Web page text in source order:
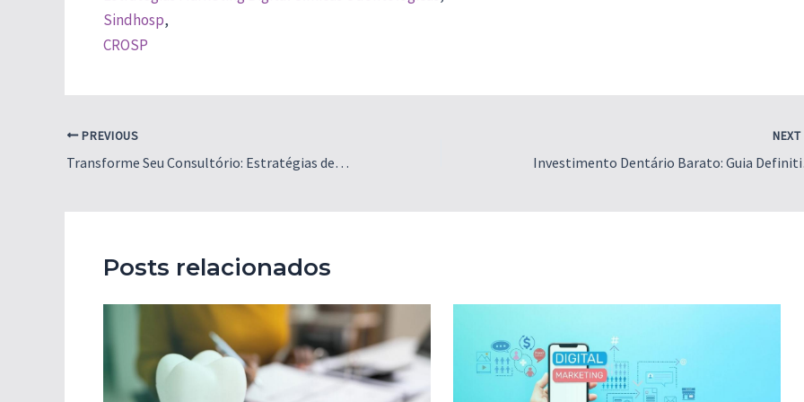
Sindhosp,
CROSP
Post
navigation
PREVIOUS
Transforme Seu Consultório: Estratégias de Marketing para Dentistas
NEXT
Posts relacionados